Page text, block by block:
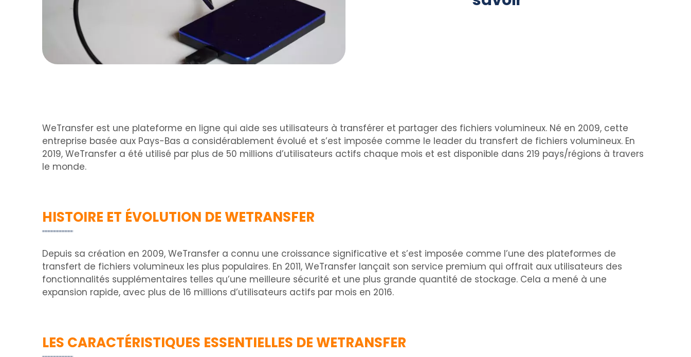
WeTransfer est une plateforme en ligne qui aide ses utilisateurs à transférer et partager des fichiers volumineux. Né en 2009, cette
entreprise basée aux Pays-Bas a considérablement évolué et s’est imposée comme le leader du transfert de fichiers volumineux. En
2019, WeTransfer a été utilisé par plus de 50 millions d’utilisateurs actifs chaque mois et est disponible dans 219 pays/régions à travers
le monde.
HISTOIRE ET ÉVOLUTION DE WETRANSFER
Depuis sa création en 2009, WeTransfer a connu une croissance significative et s’est imposée comme l’une des plateformes de
transfert de fichiers volumineux les plus populaires. En 2011, WeTransfer lançait son service premium qui offrait aux utilisateurs des
fonctionnalités supplémentaires telles qu’une meilleure sécurité et une plus grande quantité de stockage. Cela a mené à une
expansion rapide, avec plus de 16 millions d’utilisateurs actifs par mois en 2016.
LES CARACTÉRISTIQUES ESSENTIELLES DE WETRANSFER